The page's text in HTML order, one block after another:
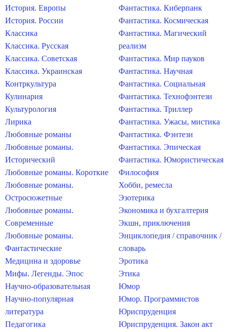
История. Европы
История. России
Классика
Классика. Русская
Классика. Советская
Классика. Украинская
Контркультура
Кулинария
Культурология
Лирика
Любовные романы
Любовные романы.
Исторический
Любовные романы. Короткие
Любовные романы.
Остросюжетные
Любовные романы.
Современные
Любовные романы.
Фантастические
Медицина и здоровье
Мифы. Легенды. Эпос
Научно-образовательная
Научно-популярная
литература
Педагогика
Фантастика. Киберпанк
Фантастика. Космическая
Фантастика. Магический
реализм
Фантастика. Мир пауков
Фантастика. Научная
Фантастика. Социальная
Фантастика. Технофэнтези
Фантастика. Триллер
Фантастика. Ужасы, мистика
Фантастика. Фэнтези
Фантастика. Эпическая
Фантастика. Юмористическая
Философия
Хобби, ремесла
Эзотерика
Экономика и бухгалтерия
Экшн, приключения
Энциклопедия / справочник /
словарь
Эротика
Этика
Юмор
Юмор. Программистов
Юриспруденция
Юриспруденция. Закон акт